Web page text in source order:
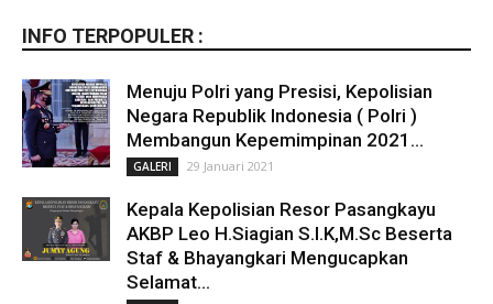
INFO TERPOPULER :
Menuju Polri yang Presisi, Kepolisian
Negara Republik Indonesia ( Polri )
Membangun Kepemimpinan 2021...
GALERI 29 Januari 2021
Kepala Kepolisian Resor Pasangkayu
AKBP Leo H.Siagian S.I.K,M.Sc Beserta
Staf & Bhayangkari Mengucapkan
Selamat...